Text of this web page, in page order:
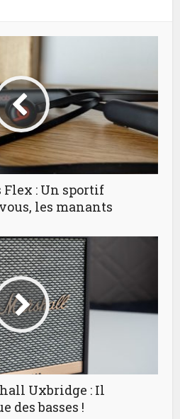
Flex : Un sportif
les manants
Uxbridge : Il
des basses !